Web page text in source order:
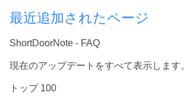
最近追加されたページ
ShortDoorNote - FAQ
現在のアップデートをすべて表示します。
トップ 100